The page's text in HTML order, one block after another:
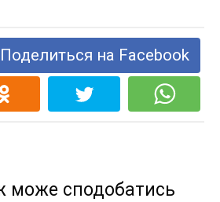
Поделиться на Facebook
може сподобатись